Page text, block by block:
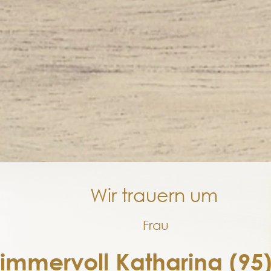
Wir trauern um
Katharina (95)
Frau